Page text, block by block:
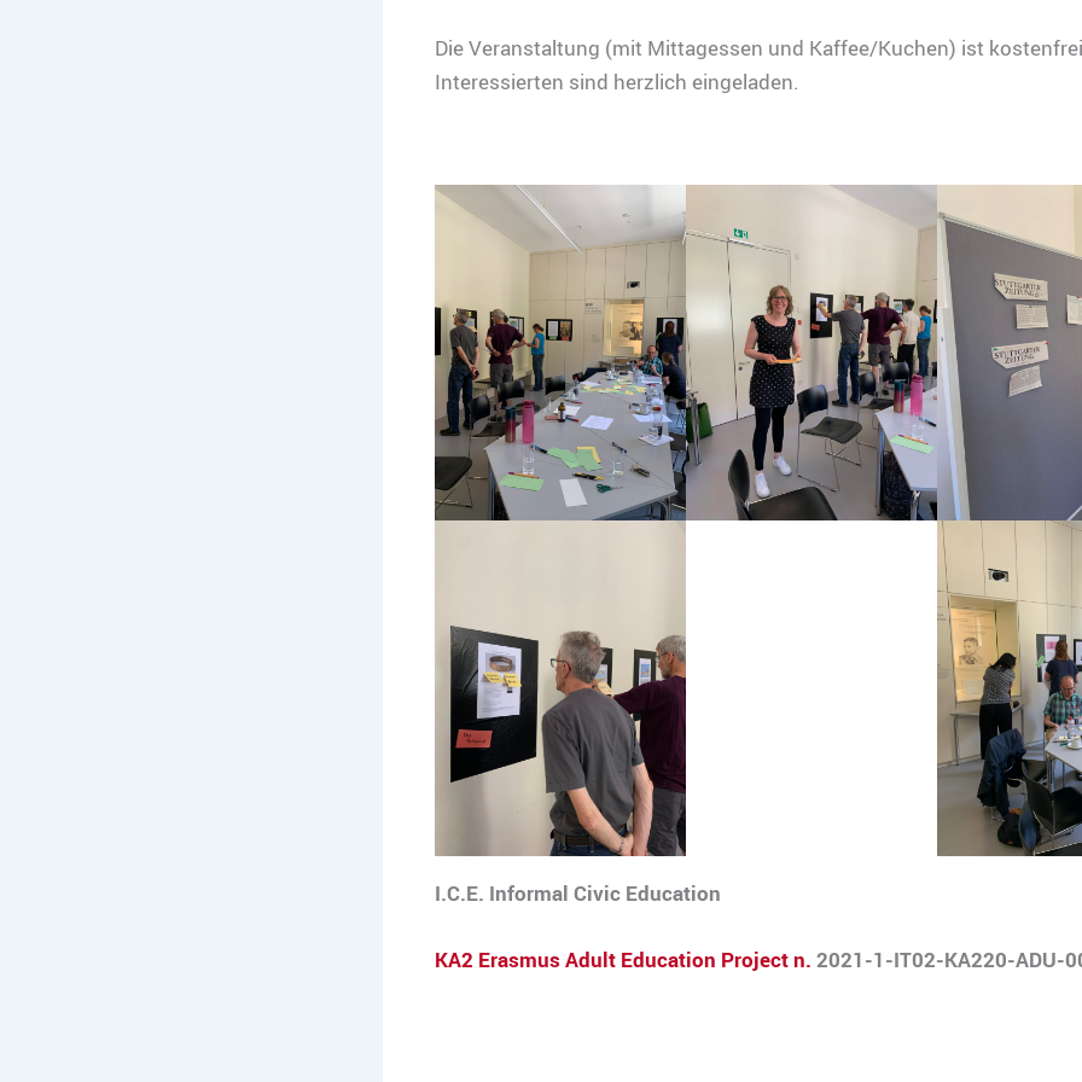
Die Veranstaltung (mit Mittagessen und Kaffee/Kuchen) ist
Interessierten sind herzlich eingeladen.
I.C.E. Informal Civic Education
KA2 Erasmus Adult Education Project n. 2021-1-IT02-KA220-ADU-